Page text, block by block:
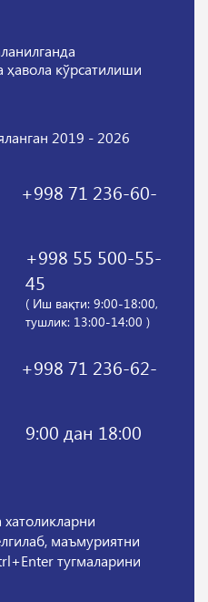
ҳавола кўрсатилиши
2019 - 2026
+998 71 236-60-
+998 55 500-55-
45
( Иш вақти: 9:00-18:00,
тушлик: 13:00-14:00 )
+998 71 236-62-
9:00 дан 18:00
маъмуриятни
тугмаларини